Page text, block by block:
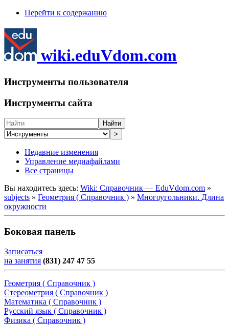
Перейти к содержанию
wiki.eduVdom.com
Инструменты пользователя
Инструменты сайта
Найти
>
Недавние изменения
Управление медиафайлами
Все страницы
Вы находитесь здесь: Wiki: Справочник — EduVdom.com »
subjects » Геометрия ( Справочник ) » Многоугольники. Длина
окружности
Боковая панель
Записаться
на занятия (831) 247 47 55
Геометрия ( Справочник )
Стереометрия ( Справочник )
Математика ( Справочник )
Русский язык ( Справочник )
Физика ( Справочник )